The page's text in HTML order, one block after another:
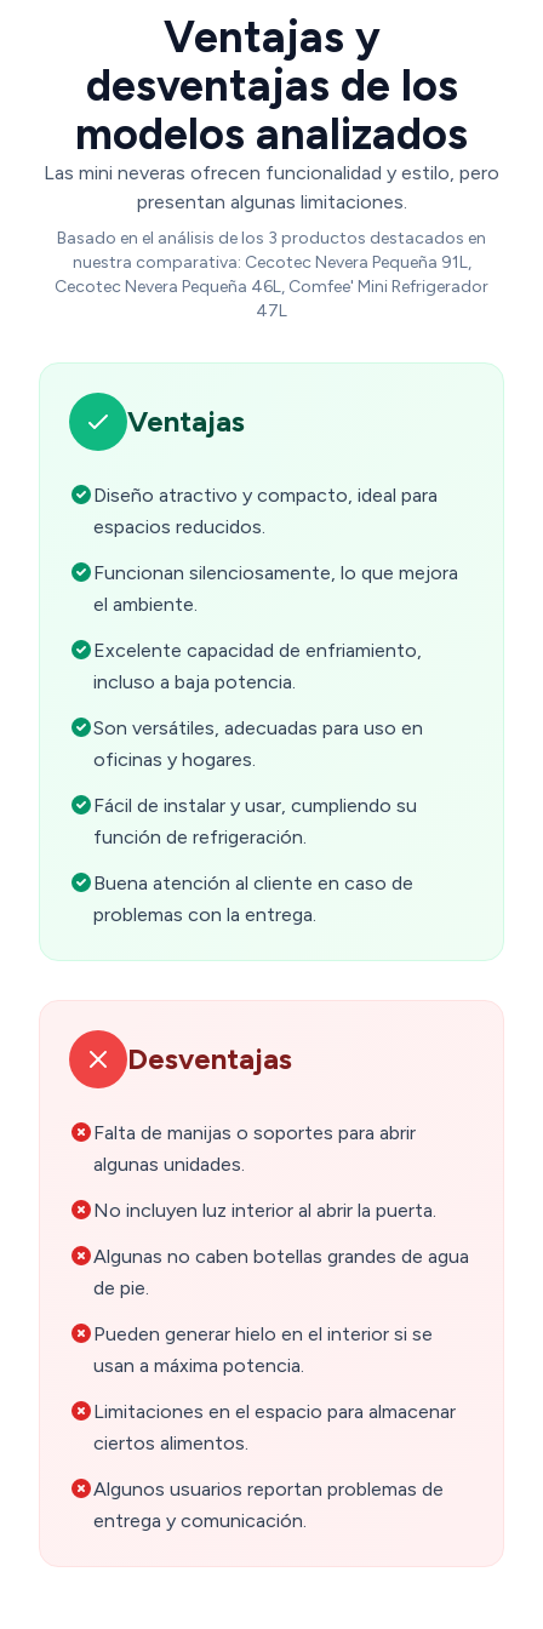
Ventajas y
desventajas de los
modelos analizados
Las mini neveras ofrecen funcionalidad y estilo, pero
presentan algunas limitaciones.
Basado en el análisis de los 3 productos destacados en
nuestra comparativa: Cecotec Nevera Pequeña 91L,
Cecotec Nevera Pequeña 46L, Comfee' Mini Refrigerador
47L
Ventajas
Diseño atractivo y compacto, ideal para
espacios reducidos.
Funcionan silenciosamente, lo que mejora
el ambiente.
Excelente capacidad de enfriamiento,
incluso a baja potencia.
Son versátiles, adecuadas para uso en
oficinas y hogares.
Fácil de instalar y usar, cumpliendo su
función de refrigeración.
Buena atención al cliente en caso de
problemas con la entrega.
Desventajas
Falta de manijas o soportes para abrir
algunas unidades.
No incluyen luz interior al abrir la puerta.
Algunas no caben botellas grandes de agua
de pie.
Pueden generar hielo en el interior si se
usan a máxima potencia.
Limitaciones en el espacio para almacenar
ciertos alimentos.
Algunos usuarios reportan problemas de
entrega y comunicación.